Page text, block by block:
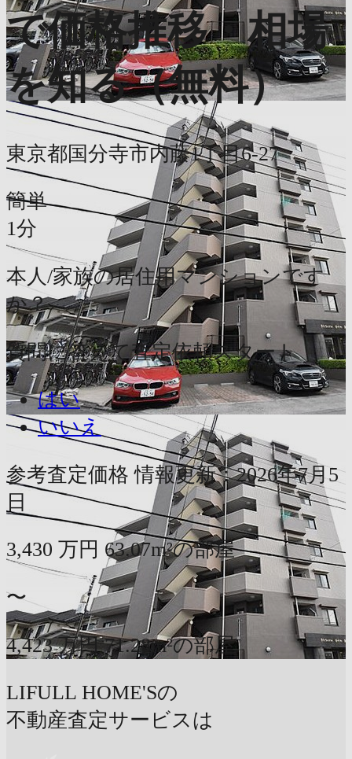
で価格推移・相場
を知る（無料）
東京都国分寺市内藤1丁目6-27
簡単
1分
本人/家族の居住用マンションです
か？
質問に答えて査定依頼スタート
はい
いいえ
参考査定価格 情報更新：2026年7月5
日
3,430 万円 63.07m²の部屋
〜
4,423 万円 71.28m²の部屋
LIFULL HOME'Sの
不動産査定サービスは